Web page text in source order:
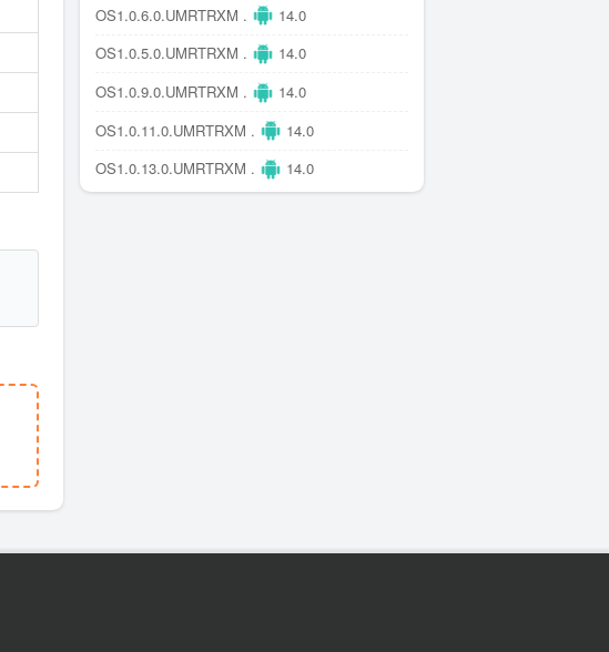
OS1.0.6.0.UMRTRXM .
14.0
OS1.0.5.0.UMRTRXM .
14.0
OS1.0.9.0.UMRTRXM .
14.0
OS1.0.11.0.UMRTRXM .
14.0
OS1.0.13.0.UMRTRXM .
14.0